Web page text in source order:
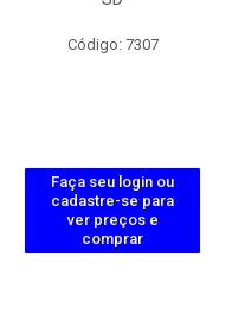
Código: 7307
Faça seu login ou
cadastre-se para
ver preços e
comprar